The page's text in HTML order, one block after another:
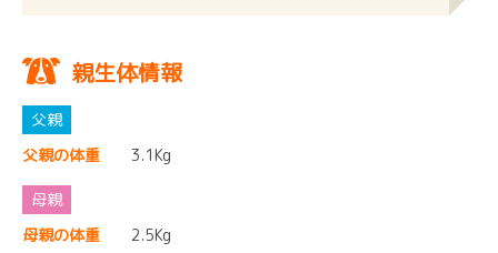
親生体情報
父親の体重 3.1Kg
母親の体重 2.5Kg